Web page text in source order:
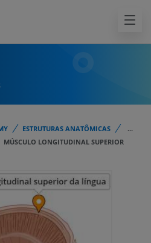
ESTRUTURAS ANATÔMICAS
...
MÚSCULO LONGITUDINAL SUPERIOR